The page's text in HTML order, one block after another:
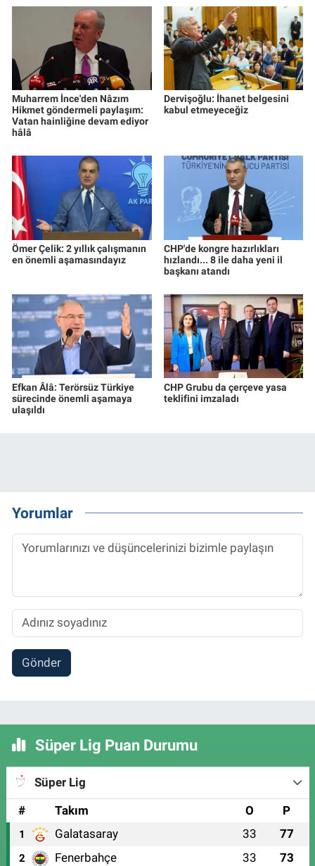
Muharrem İnce'den Nâzım
Hikmet göndermeli paylaşım:
Vatan hainliğine devam ediyor
hâlâ
Dervişoğlu: İhanet belgesini
kabul etmeyeceğiz
Ömer Çelik: 2 yıllık çalışmanın
en önemli aşamasındayız
CHP'de kongre hazırlıkları
hızlandı... 8 ile daha yeni il
başkanı atandı
Efkan Âlâ: Terörsüz Türkiye
sürecinde önemli aşamaya
ulaşıldı
CHP Grubu da çerçeve yasa
teklifini imzaladı
Yorumlar
Gönder
Süper Lig Puan Durumu
Süper Lig
#
Takım O P
1 Galatasaray 33 77
2 Fenerbahçe 33 73